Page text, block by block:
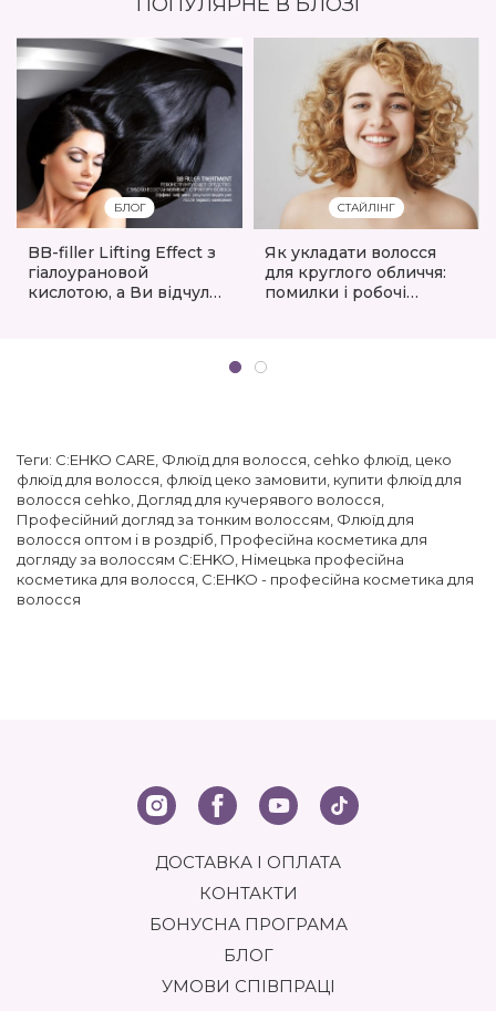
БЛОГ
BB-filler Lifting Effect з
гіалоурановой
кислотою, а Ви відчули
СТАЙЛІНГ
Як укладати волосся
для круглого обличчя:
помилки і робочі
Теги: C:EHKO CARE Флюїд для волосся cehko флюїд цеко
флюїд для волосся флюїд цеко замовити купити флюїд для
волосся cehko Догляд для кучерявого волосся
Професійний догляд за тонким волоссям Флюїд для
волосся оптом і в роздріб Професійна косметика для
догляду за волоссям C:EHKO Німецька професійна
косметика для волосся C:EHKO - професійна косметика для
волосся
ДОСТАВКА І ОПЛАТА
КОНТАКТИ
БОНУСНА ПРОГРАМА
БЛОГ
УМОВИ СПІВПРАЦІ